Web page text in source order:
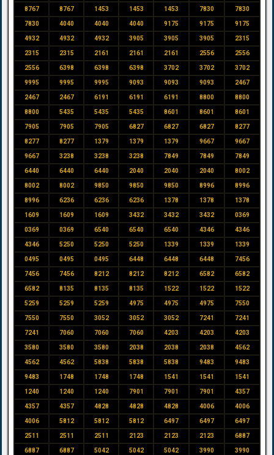
8767 8767 1453 1453 1453 7830 7830
7830 4040 4040 4040 9175 9175 9175
4932 4932 4932 3905 3905 3905 2315
2315 2315 2161 2161 2161 2556 2556
2556 6398 6398 6398 3702 3702 3702
9995 9995 9995 9093 9093 9093 2467
2467 2467 6191 6191 6191 8800 8800
8800 5435 5435 5435 8601 8601 8601
7905 7905 7905 6827 6827 6827 8277
8277 8277 1379 1379 1379 9667 9667
9667 3238 3238 3238 7849 7849 7849
6440 6440 6440 2040 2040 2040 8002
8002 8002 9850 9850 9850 8996 8996
8996 6236 6236 6236 1378 1378 1378
1609 1609 1609 3432 3432 3432 0369
0369 0369 6540 6540 6540 4346 4346
4346 5250 5250 5250 1339 1339 1339
0495 0495 0495 6448 6448 6448 7456
7456 7456 8212 8212 8212 6582 6582
6582 8135 8135 8135 1522 1522 1522
5259 5259 5259 4975 4975 4975 7550
7550 7550 3052 3052 3052 7241 7241
7241 7060 7060 7060 4203 4203 4203
3580 3580 3580 2038 2038 2038 4562
4562 4562 5838 5838 5838 9483 9483
9483 1748 1748 1748 1541 1541 1541
1240 1240 1240 7901 7901 7901 4357
4357 4357 4828 4828 4828 4006 4006
4006 5812 5812 5812 6497 6497 6497
2511 2511 2511 2123 2123 2123 6887
6887 6887 5042 5042 5042 3990 3990